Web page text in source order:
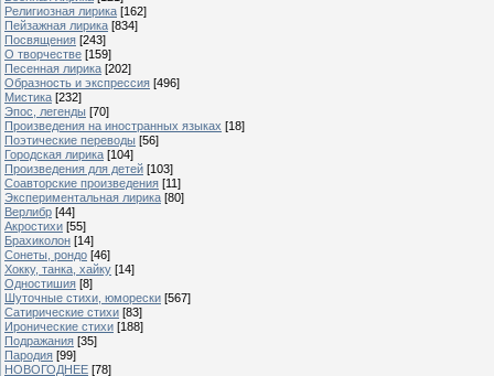
Религиозная лирика [162]
Пейзажная лирика [834]
Посвящения [243]
О творчестве [159]
Песенная лирика [202]
Образность и экспрессия [496]
Мистика [232]
Эпос, легенды [70]
Произведения на иностранных языках [18]
Поэтические переводы [56]
Городская лирика [104]
Произведения для детей [103]
Соавторские произведения [11]
Экспериментальная лирика [80]
Верлибр [44]
Акростихи [55]
Брахиколон [14]
Сонеты, рондо [46]
Хокку, танка, хайку [14]
Одностишия [8]
Шуточные стихи, юморески [567]
Сатирические стихи [83]
Иронические стихи [188]
Подражания [35]
Пародия [99]
НОВОГОДНЕЕ [78]